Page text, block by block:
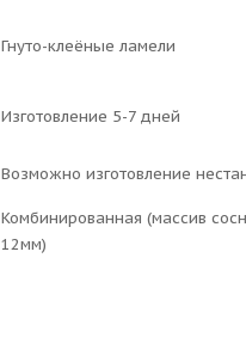
Гнуто-клеёные ламели
Изготовление 5-7 дней
Возможно изготовление
Комбинированная (массив
12мм)